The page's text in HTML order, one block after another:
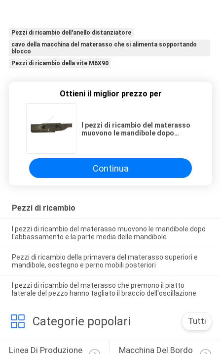
Pezzi di ricambio dell'anello distanziatore
cavo della macchina del materasso che si alimenta sopportando
blocco
Pezzi di ricambio della vite M6X90
Ottieni il miglior prezzo per
I pezzi di ricambio del materasso
muovono le mandibole dopo
Continua
Pezzi di ricambio
I pezzi di ricambio del materasso muovono le mandibole dopo
l'abbassamento e la parte media delle mandibole
Pezzi di ricambio della primavera del materasso superiori e
mandibole, sostegno e perno mobili posteriori
I pezzi di ricambio del materasso che premono il piatto
laterale del pezzo hanno tagliato il braccio dell'oscillazione
Categorie popolari Tutti
Linea Di Produzione Macchina Del Bordo